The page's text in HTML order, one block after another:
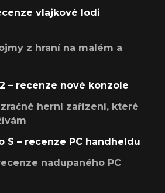
vlajkové lodi
z hraní na malém a
– recenze nové konzole
herní zařízení, které
S – recenze PC handheldu
nadupaného PC